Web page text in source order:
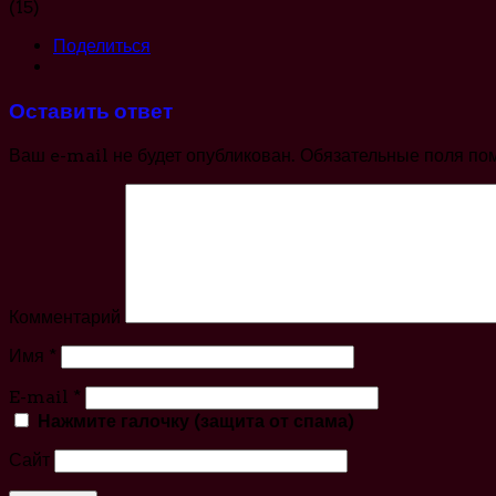
(15)
Поделиться
Оставить ответ
Ваш e-mail не будет опубликован. Обязательные поля
Комментарий
Имя *
E-mail *
Нажмите галочку (защита от спама)
Сайт